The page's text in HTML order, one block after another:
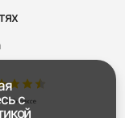
37
с